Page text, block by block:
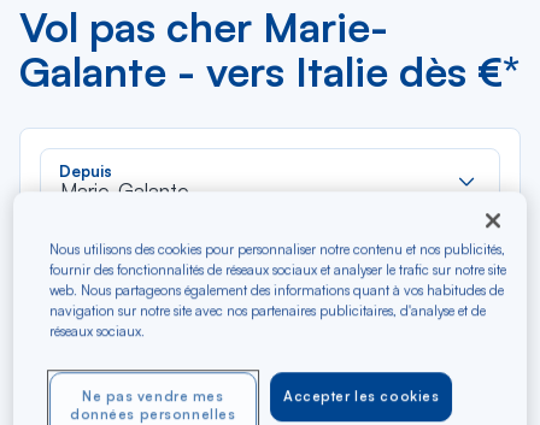
Vol pas cher Marie-
Galante - vers Italie dès €*
Depuis
Marie-Galante
liste
Vers
Pour aller vers
la
Type de trajet
Aller-Retour Aller simple
Nous utilisons des cookies pour personnaliser notre contenu et nos publicités,
fournir des fonctionnalités de réseaux sociaux et analyser le trafic sur notre site
web. Nous partageons également des informations quant à vos habitudes de
navigation sur notre site avec nos partenaires publicitaires, d'analyse et de
réseaux sociaux.
Accepter les cookies
Ne pas vendre mes
données personnelles